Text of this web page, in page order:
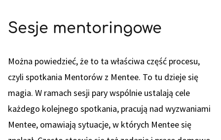
Sesje mentoringowe
Można powiedzieć, że to ta właściwa część procesu,
czyli spotkania Mentorów z Mentee. To tu dzieje się
magia. W ramach sesji pary wspólnie ustalają cele
każdego kolejnego spotkania, pracują nad wyzwaniami
Mentee, omawiają sytuacje, w których Mentee się